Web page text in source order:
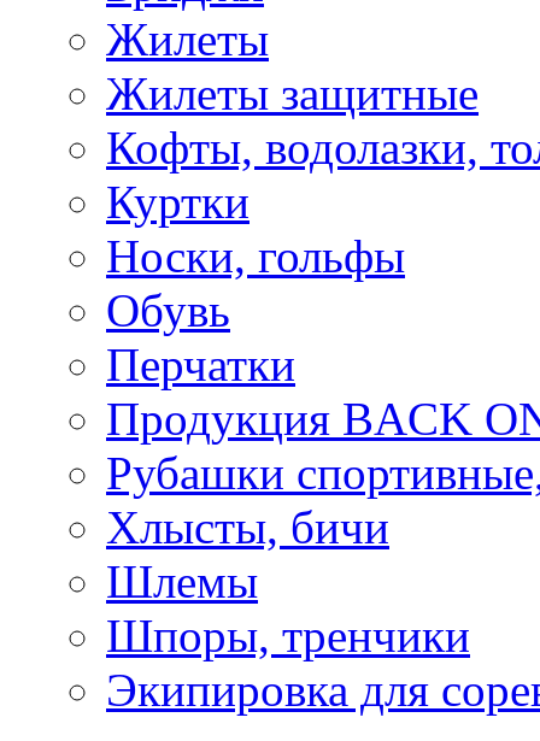
Жилеты
Жилеты защитные
Кофты, водолазки,
Куртки
Носки, гольфы
Обувь
Перчатки
Продукция BACK
Рубашки
Хлысты, бичи
Шлемы
Шпоры, тренчики
Экипировка для